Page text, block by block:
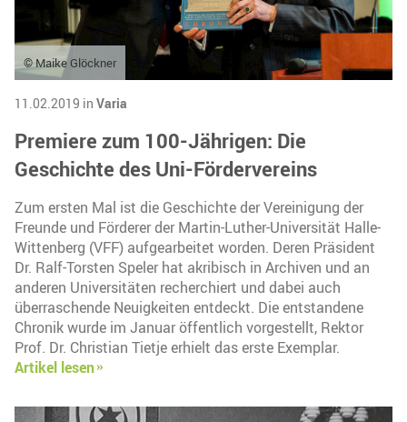
© Maike Glöckner
11.02.2019 in Varia
Premiere zum 100-Jährigen: Die
Geschichte des Uni-Fördervereins
Zum ersten Mal ist die Geschichte der Vereinigung der
Freunde und Förderer der Martin-Luther-Universität Halle-
Wittenberg (VFF) aufgearbeitet worden. Deren Präsident
Dr. Ralf-Torsten Speler hat akribisch in Archiven und an
anderen Universitäten recherchiert und dabei auch
überraschende Neuigkeiten entdeckt. Die entstandene
Chronik wurde im Januar öffentlich vorgestellt, Rektor
Prof. Dr. Christian Tietje erhielt das erste Exemplar.
Artikel lesen